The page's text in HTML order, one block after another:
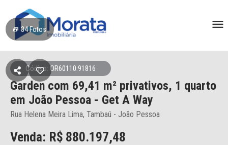
34Fotos
Código: OR60110:91816
Garden com 69,41 m² privativos, 1 quarto
em João Pessoa - Get A Way
Rua Helena Meira Lima, Tambaú - João Pessoa
Venda: R$ 880.197,48